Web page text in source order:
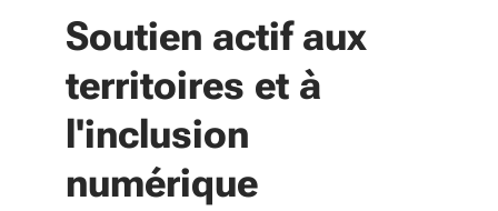
Soutien actif aux
territoires et à
l'inclusion
numérique